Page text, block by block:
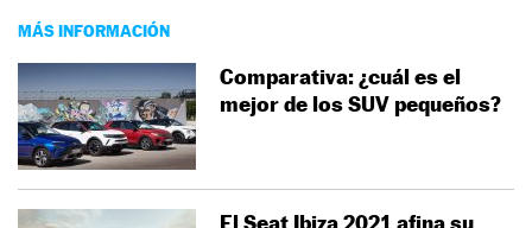
MÁS INFORMACIÓN
Comparativa: ¿cuál es el
mejor de los SUV pequeños?
El Seat Ibiza 2021 afina su